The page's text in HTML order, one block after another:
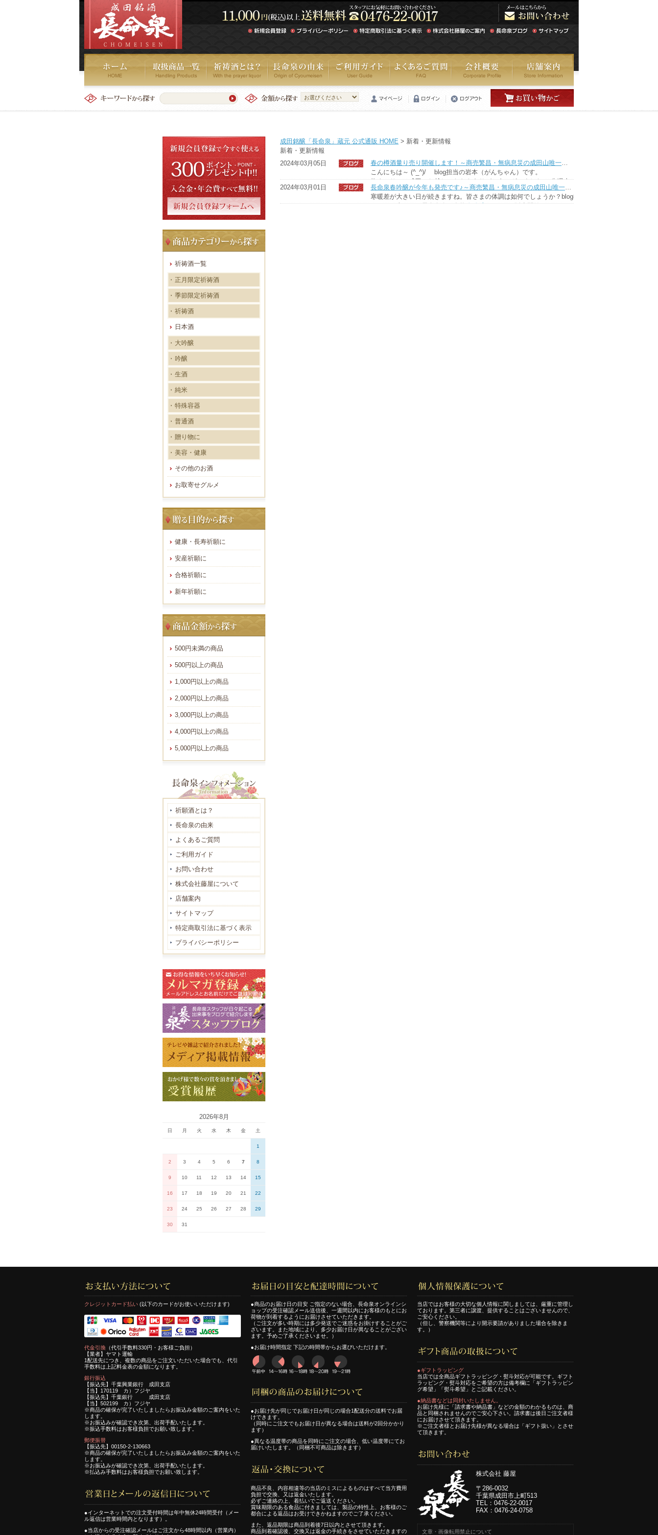
成田銘醸「長命泉」蔵元 公式通販 HOME > 新着・更新情報
新着・更新情報
2024年03月05日
春の樽酒量り売り開催します！～商売繁昌・無病息災の成田山唯一の酒蔵・長命泉～
こんにちは～ (^_^)/ blog担当の岩本（がんちゃん）です。
梅まつりでは成田へお越しいただきありがとうございました！ 先週末から販売しております
今週末3/9（土）からはさらに春の目玉である樽酒量り売り～春の陣～が毎週末実施されます
2024年03月01日
寒暖差が大きい日が続きますね。皆さまの体調は如何でしょうか？blog担当の岩本（がんちゃん）
そして、本日から長命泉春の名物春吟醸720ｍｌが販売開始です！
祈祷酒一覧
正月限定祈祷酒
季節限定祈祷酒
祈祷酒
日本酒
大吟醸
吟醸
生酒
純米
特殊容器
普通酒
贈り物に
美容・健康
その他のお酒
お取寄せグルメ
健康・長寿祈願に
安産祈願に
合格祈願に
新年祈願に
500円未満の商品
500円以上の商品
1,000円以上の商品
2,000円以上の商品
3,000円以上の商品
4,000円以上の商品
5,000円以上の商品
祈願酒とは？
長命泉の由来
よくあるご質問
ご利用ガイド
お問い合わせ
株式会社藤屋について
店舗案内
サイトマップ
特定商取引法に基づく表示
プライバシーポリシー
2026年8月
日 月 火 水 木 金 土
1
2 3 4 5 6 7 8
9 10 11 12 13 14 15
16 17 18 19 20 21 22
23 24 25 26 27 28 29
30 31
クレジットカード払い (以下のカードがお使いいただけます)
代金引換 （代引手数料330円・お客様ご負担）
【業者】ヤマト運輸
1配送先につき、複数の商品をご注文いただいた場合でも、代引
手数料は上記料金表の金額になります。
銀行振込
【振込先】千葉興業銀行 成田支店
【当】170119 カ）フジヤ
【振込先】千葉銀行 成田支店
【当】502199 カ）フジヤ
※商品の確保が完了いたしましたらお振込み金額のご案内をいた
します。
※お振込みが確認でき次第、出荷手配いたします。
※振込手数料はお客様負担でお願い致します。
郵便振替
【振込先】00150-2-130663
※商品の確保が完了いたしましたらお振込み金額のご案内をいた
します。
※お振込みが確認でき次第、出荷手配いたします。
※払込み手数料はお客様負担でお願い致します。
●インターネットでの注文受付時間は年中無休24時間受付（メー
ル返信は営業時間内となります）。
●当店からの受注確認メールはご注文から48時間以内（営業内）
●商品のお届け日の目安 ご指定のない場合、長命泉オンラインシ
ョップの受注確認メール送信後、一週間以内にお客様のもとにお
荷物が到着するようにお届けさせていただきます。
（ご注文が多い時期には多少発送でご迷惑をお掛けすることがご
ざいます。また地域により、多少お届け日が異なることがござい
ます。予めご了承くださいませ。）
●お届け時間指定 下記の時間帯からお選びいただけます。
●お届け先が同じでお届け日が同じの場合1配送分の送料でお届
けできます。
（同時にご注文でもお届け日が異なる場合は送料が2回分かかり
ます）
●異なる温度帯の商品を同時にご注文の場合、低い温度帯にてお
届けいたします。（同梱不可商品は除きます）
商品不良、内容相違等の当店のミスによるものはすべて当方費用
負担で交換、又は返金いたします。
必ずご連絡の上、着払いでご返送ください。
賞味期限のある食品に付きましては、製品の特性上、お客様のご
都合による返品はお受けできかねますのでご了承ください。
また、返品期限は商品到着後7日以内とさせて頂きます。
商品到着確認後、交換又は返金の手続きをさせていただきますの
当店ではお客様の大切な個人情報に関しましては、厳重に管理し
ております。第三者に譲渡、提供することはございませんので、
ご安心ください。
（但し、警察機関等により開示要請がありました場合を除きま
す。）
●ギフトラッピング
当店では全商品ギフトラッピング・熨斗対応が可能です。ギフト
ラッピング・熨斗対応をご希望の方は備考欄に「ギフトラッピン
グ希望」「熨斗希望」とご記載ください。
●納品書などは同封いたしません。
お届け先様に「請求書や納品書」などの金額のわかるものは、商
品と同梱されませんのでご安心下さい。請求書は後日ご注文者様
にお届けさせて頂きます。
※ご注文者様とお届け先様が異なる場合は「ギフト扱い」とさせ
て頂きます。
株式会社 藤屋
〒286-0032
千葉県成田市上町513
TEL：0476-22-0017
FAX：0476-24-0758
文章・画像転用禁止について